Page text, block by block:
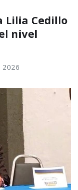
Lilia Cedillo
nivel
2026